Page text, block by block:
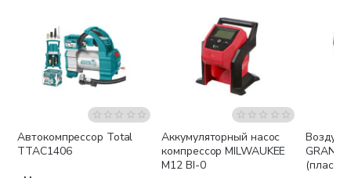
Автокомпрессор Total
TTAC1406
Бесплатная доставка
Аккумуляторный насос
компрессор MILWAUKEE
M12 BI-0